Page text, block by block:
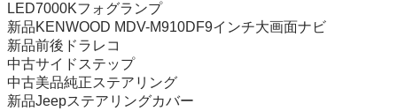
LED7000Kフォグランプ
新品KENWOOD MDV-M910DF9インチ大画面ナビ
新品前後ドラレコ
中古サイドステップ
中古美品純正ステアリング
新品Jeepステアリングカバー